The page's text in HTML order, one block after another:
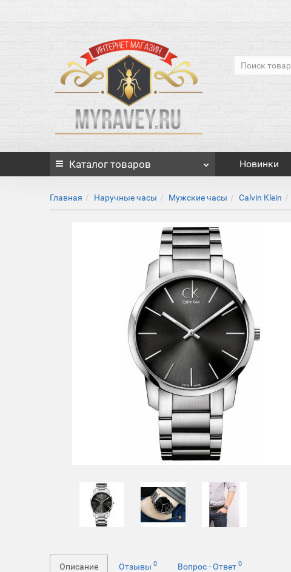
Каталог товаров Новинки
Главная Наручные часы Мужские часы Calvin Klein
Описание Отзывы0 Вопрос - Ответ0